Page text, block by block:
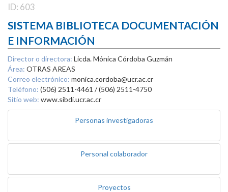
ID: 603
SISTEMA BIBLIOTECA DOCUMENTACIÓN
E INFORMACIÓN
Director o directora: Licda. Mónica Córdoba Guzmán
Área: OTRAS AREAS
Correo electrónico: monica.cordoba@ucr.ac.cr
Teléfono: (506) 2511-4461 / (506) 2511-4750
Sitio web: www.sibdi.ucr.ac.cr
Personas investigadoras
Personal colaborador
Proyectos